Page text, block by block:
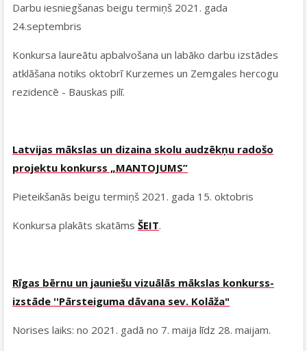
Darbu iesniegšanas beigu termiņš 2021. gada
24.septembris
Konkursa laureātu apbalvošana un labāko darbu izstādes
atklāšana notiks oktobrī Kurzemes un Zemgales hercogu
rezidencē - Bauskas pilī.
Latvijas mākslas un dizaina skolu audzēkņu radošo
projektu konkurss „MANTOJUMS”
Pieteikšanās beigu termiņš 2021. gada 15. oktobris
Konkursa plakāts skatāmsŠEIT.
Rīgas bērnu un jauniešu vizuālās mākslas konkurss-
izstāde ''Pārsteiguma dāvana sev. Kolāža"
Norises laiks: no 2021. gadā no 7. maija līdz 28. maijam.